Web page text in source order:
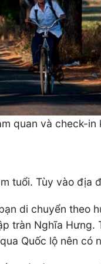
quan và check-
tuổi. Tùy vào địa
di chuyển theo
tràn Nghĩa
Quốc lộ nên có